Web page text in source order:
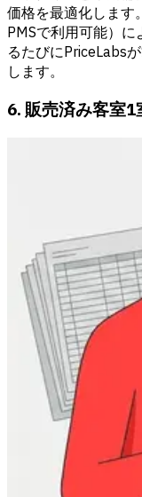
価格を最適化します
PMSで利用可能）
るたびにPriceLabs
します。
6. 販売済み客室